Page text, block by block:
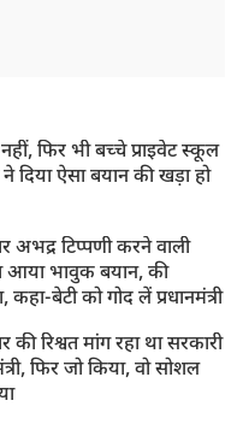
युवक की जिंदा जलकर
फिर भी बच्चे प्राइवेट स्कूल
दिया ऐसा बयान की खड़ा हो
अभद्र टिप्पणी करने वाली
आया भावुक बयान, की
कहा-बेटी को गोद लें प्रधानमंत्री
रिश्वत मांग रहा था सरकारी
फिर जो किया, वो सोशल